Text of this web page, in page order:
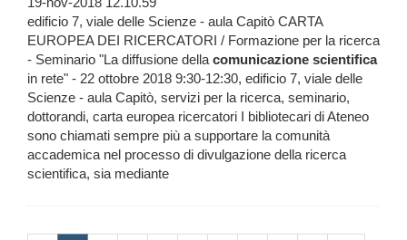
edificio 7, viale delle Scienze - aula Capitò CARTA
EUROPEA DEI RICERCATORI / Formazione per la ricerca
- Seminario "La diffusione dellacomunicazione scientifica
in rete" - 22 ottobre 2018 9:30-12:30, edificio 7, viale delle
Scienze - aula Capitò, servizi per la ricerca, seminario,
dottorandi, carta europea ricercatori I bibliotecari di Ateneo
sono chiamati sempre più a supportare la comunità
accademica nel processo di divulgazione della ricerca
scientifica, sia mediante